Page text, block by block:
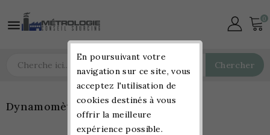
 0
Chercher
Dynamomètres
En poursuivant votre
navigation sur ce site, vous
acceptez l'utilisation de
cookies destinés à vous
offrir la meilleure
expérience possible.